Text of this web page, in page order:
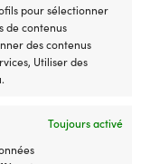
pour sélectionner
de contenus
des contenus
Utiliser des
Toujours activé
en tête Den Haan, 25
V, 360°, plastique